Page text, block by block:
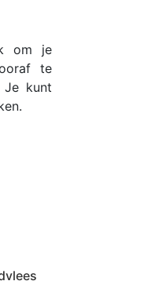
om je
te
Je kunt